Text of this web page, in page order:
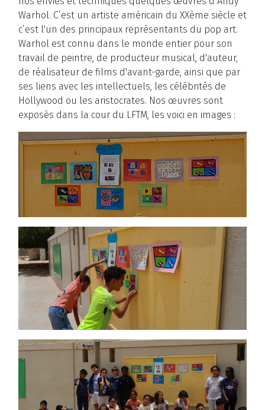
Warhol. C’est un artiste américain du XXème siècle et
c’est l'un des principaux représentants du pop art.
Warhol est connu dans le monde entier pour son
travail de peintre, de producteur musical, d'auteur,
de réalisateur de films d'avant-garde, ainsi que par
ses liens avec les intellectuels, les célébrités de
Hollywood ou les aristocrates. Nos œuvres sont
exposés dans la cour du LFTM, les voici en images :